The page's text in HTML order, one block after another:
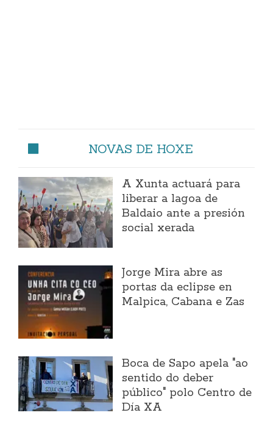
NOVAS DE HOXE
A Xunta actuará para
liberar a lagoa de
Baldaio ante a presión
social xerada
Jorge Mira abre as
portas da eclipse en
Malpica, Cabana e Zas
Boca de Sapo apela "ao
sentido do deber
público" polo Centro de
Día XA